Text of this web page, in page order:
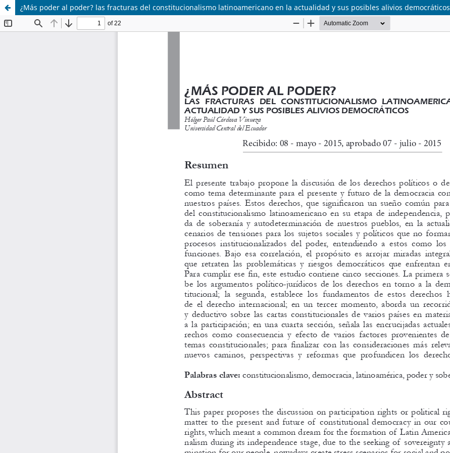
¿Más poder al poder? las fracturas del constitucionalismo latinoamericano en la actualidad y sus posibles alivios democráticos